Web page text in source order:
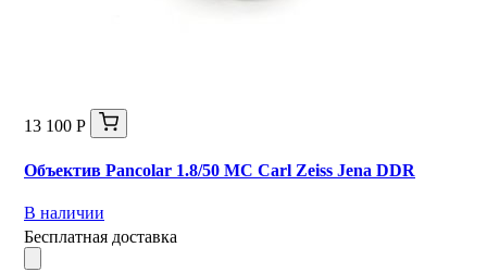
13 100 Р
Объектив Pancolar 1.8/50 MC Carl Zeiss Jena DDR
В наличии
Бесплатная доставка